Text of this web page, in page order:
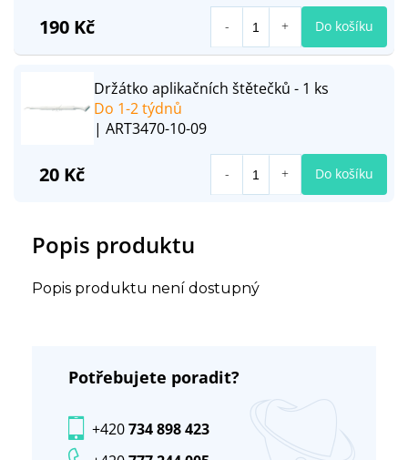
Popis produktu
Popis produktu není dostupný
Potřebujete poradit?
+420734 898 423
190 Kč Do košíku
Držátko aplikačních štětečků - 1 ks
Do 1-2 týdnů
| ART3470-10-09
20 Kč Do košíku